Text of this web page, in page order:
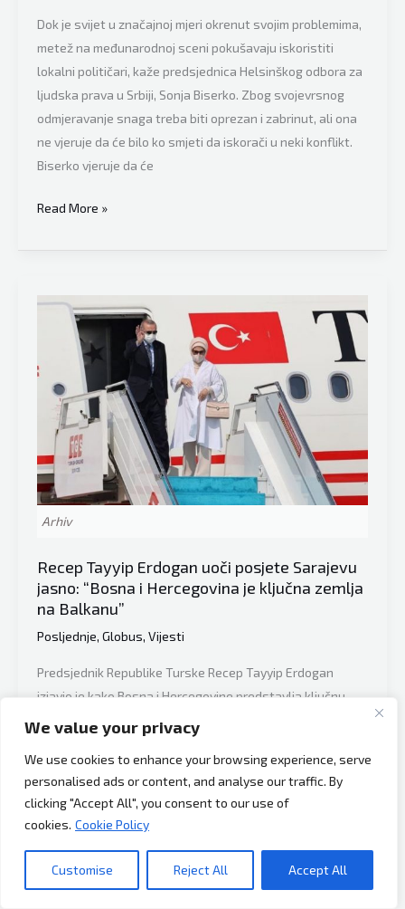
We value your privacy
We use cookies to enhance your browsing experience, serve
personalised ads or content, and analyse our traffic. By
clicking "Accept All", you consent to our use of
cookies. Cookie Policy
Customise Reject All Accept All
Dok je svijet u značajnoj mjeri okrenut svojim problemima,
metež na međunarodnoj sceni pokušavaju iskoristiti
lokalni političari, kaže predsjednica Helsinškog odbora za
ljudska prava u Srbiji, Sonja Biserko. Zbog svojevrsnog
odmjeravanje snaga treba biti oprezan i zabrinut, ali ona
ne vjeruje da će bilo ko smjeti da iskorači u neki konflikt.
Biserko vjeruje da će
Riječi
Srbije
mogle
odjeknuti:
“Joe
Biden
šalje
“buldožere”
na
Balkan,
poruka
cijelom
regionu!”
Read More »
Arhiv
Recep Tayyip Erdogan uoči posjete Sarajevu
jasno: “Bosna i Hercegovina je ključna zemlja
na Balkanu”
Posljednje, Globus, Vijesti
Predsjednik Republike Turske Recep Tayyip Erdogan
izjavio je kako Bosna i Hercegovine predstavlja ključnu
državu na Balkanu i kako Turska pridaje veliku važnost
razvoju. Erdogan se pred polazak u zvaničnu posjetu
Bosni i Hercegovini obratio novinarima na istanbulskom
aerodromu “Ataturk” gdje je kazao da je to prilika za
Recep
Read More »